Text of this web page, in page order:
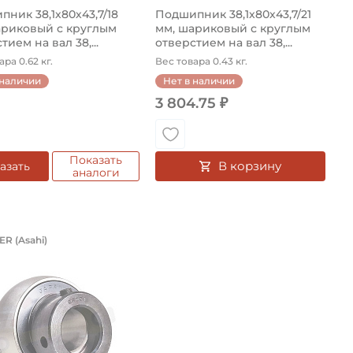
38,1х80х43,7/18
с круглым
на вал 38,...
0.62 кг.
Показать
аналоги
Подшипник 38,1х80х43,7/21
мм, шариковый с круглым
отверстием на вал 38,...
Вес товара 0.43 кг.
Нет в наличии
3 804.75 ₽
В корзину
отверстием на вал 50 мм,
мм, шариковый с круглым
20х47х43,7/17 мм,
(Asahi)